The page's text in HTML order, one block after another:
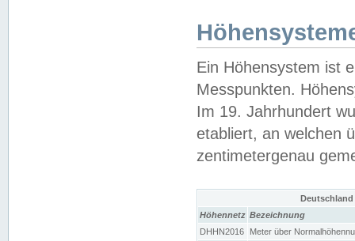
Ein Höhensystem ist
Messpunkten.
Im 19. Jahrhundert
etabliert, an welchen
zentimetergenau
Höhennetz Bezeichnung
DHHN2016
Meter über